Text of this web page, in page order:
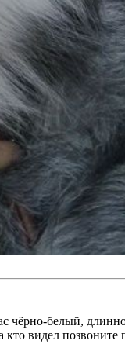
чёрно-белый,
видел позвоните